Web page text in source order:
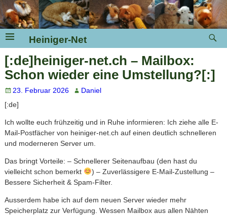
Heiniger-Net
[:de]heiniger-net.ch – Mailbox:
Schon wieder eine Umstellung?[:]
23. Februar 2026
Daniel
[:de]
Ich wollte euch frühzeitig und in Ruhe informieren: Ich ziehe alle E-
Mail-Postfächer von heiniger-net.ch auf einen deutlich schnelleren
und moderneren Server um.
Das bringt Vorteile: – Schnellerer Seitenaufbau (den hast du
vielleicht schon bemerkt
) – Zuverlässigere E-Mail-Zustellung –
Bessere Sicherheit & Spam-Filter.
Ausserdem habe ich auf dem neuen Server wieder mehr
Speicherplatz zur Verfügung. Wessen Mailbox aus allen Nähten